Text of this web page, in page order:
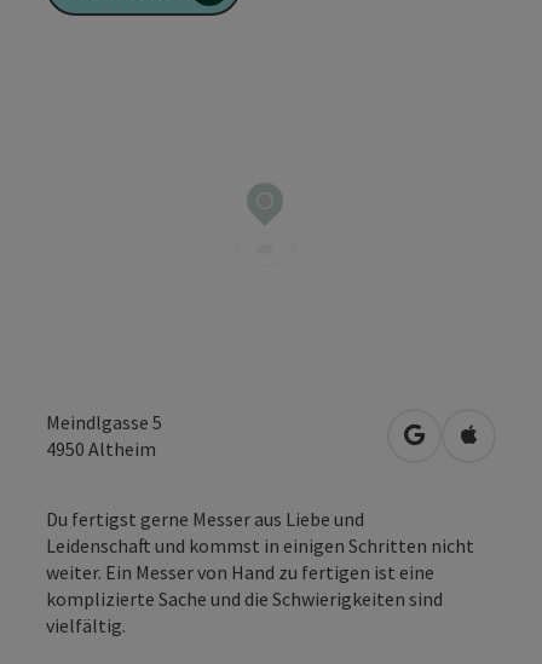
Meindlgasse 5
4950 Altheim in Google
in
Du fertigst gerne Messer aus Liebe und
Leidenschaft und kommst in einigen Schritten nicht
weiter. Ein Messer von Hand zu fertigen ist eine
komplizierte Sache und die Schwierigkeiten sind
vielfältig.